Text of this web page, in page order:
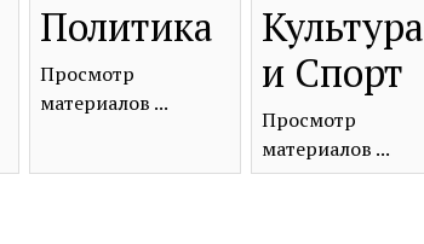
Политика
Просмотр
материалов ...
Культура
и Спорт
Просмотр
материалов ...